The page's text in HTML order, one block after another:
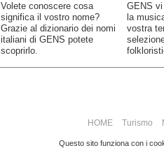
Volete conoscere cosa
significa il vostro nome?
Grazie al dizionario dei nomi
italiani di GENS potete
scoprirlo.
GENS
la
vostra
HOME Turismo
Questo sito funziona con i